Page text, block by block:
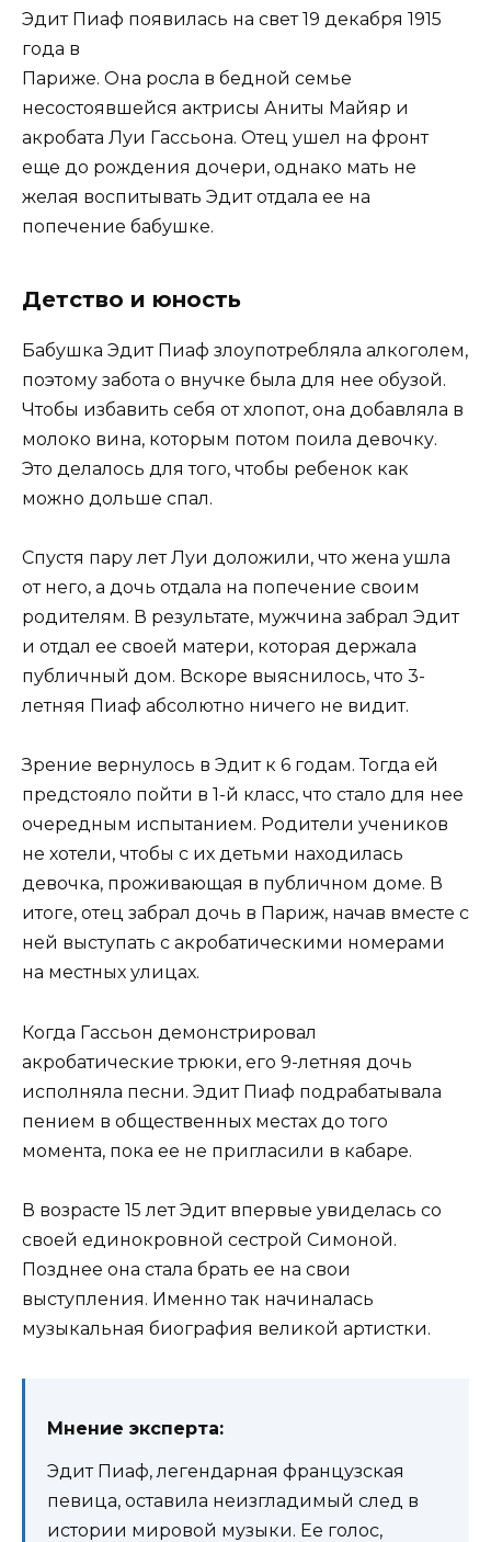
Эдит Пиаф появилась на свет 19 декабря 1915
года в
Париже. Она росла в бедной семье
несостоявшейся актрисы Аниты Майяр и
акробата Луи Гассьона. Отец ушел на фронт
еще до рождения дочери, однако мать не
желая воспитывать Эдит отдала ее на
попечение бабушке.
Детство и юность
Бабушка Эдит Пиаф злоупотребляла алкоголем,
поэтому забота о внучке была для нее обузой.
Чтобы избавить себя от хлопот, она добавляла в
молоко вина, которым потом поила девочку.
Это делалось для того, чтобы ребенок как
можно дольше спал.
Спустя пару лет Луи доложили, что жена ушла
от него, а дочь отдала на попечение своим
родителям. В результате, мужчина забрал Эдит
и отдал ее своей матери, которая держала
публичный дом. Вскоре выяснилось, что 3-
летняя Пиаф абсолютно ничего не видит.
Зрение вернулось в Эдит к 6 годам. Тогда ей
предстояло пойти в 1-й класс, что стало для нее
очередным испытанием. Родители учеников
не хотели, чтобы с их детьми находилась
девочка, проживающая в публичном доме. В
итоге, отец забрал дочь в Париж, начав вместе с
ней выступать с акробатическими номерами
на местных улицах.
Когда Гассьон демонстрировал
акробатические трюки, его 9-летняя дочь
исполняла песни. Эдит Пиаф подрабатывала
пением в общественных местах до того
момента, пока ее не пригласили в кабаре.
В возрасте 15 лет Эдит впервые увиделась со
своей единокровной сестрой Симоной.
Позднее она стала брать ее на свои
выступления. Именно так начиналась
музыкальная биография великой артистки.
Мнение эксперта:
Эдит Пиаф, легендарная французская
певица, оставила неизгладимый след в
истории мировой музыки. Ее голос,